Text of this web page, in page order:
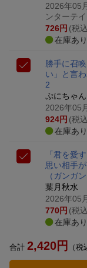
2026年05
ンターテ
726円 (税
在庫あり
勝手に召
い」と言
2
ぷにちゃん
2026年05
924円 (税
在庫あり
「君を愛
思い相手
（ガンガ
葉月秋水
2026年05
770円 (税
在庫あり
合計 2,420円 （税